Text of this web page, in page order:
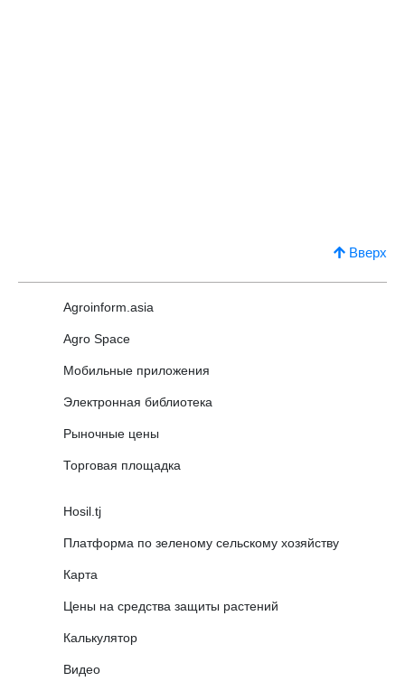
Вверх
Agroinform.asia
Agro Space
Мобильные приложения
Электронная библиотека
Рыночные цены
Торговая площадка
Hosil.tj
Платформа по зеленому сельскому хозяйству
Карта
Цены на средства защиты растений
Калькулятор
Видео